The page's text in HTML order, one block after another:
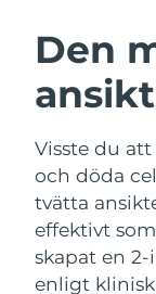
Den
Visste du
och döda
tvätta
effektivt
skapat en
enligt
Återfuktning
Österrike
Bahrain
Belgien
Bermuda
Bosnien och
Hercegovina